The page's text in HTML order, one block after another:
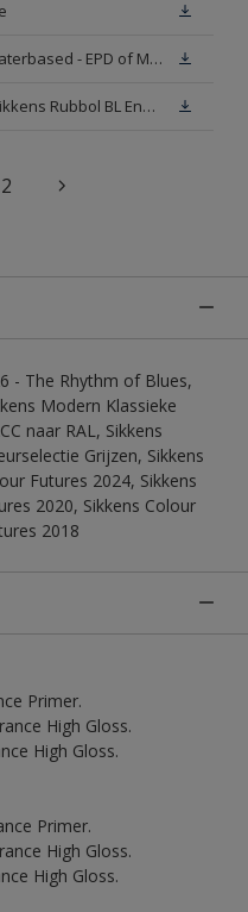
Sikkens Exterior Laquers Waterbased - EPD of Milieuproductverklaring
Veiligheidsinformatieblad Sikkens Rubbol BL Endurance High Gloss N00 (MSDS)
2
- The Rhythm of Blues,
Modern Klassieke
naar RAL, Sikkens
Grijzen, Sikkens
Futures 2024, Sikkens
2020, Sikkens Colour
2018
Primer.
High Gloss.
High Gloss.
Primer.
High Gloss.
High Gloss.